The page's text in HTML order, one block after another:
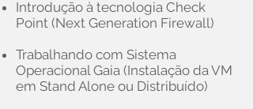
Introdução à tecnologia Check
Point (Next Generation Firewall)
Trabalhando com Sistema
Operacional Gaia (Instalação da VM
em Stand Alone ou Distribuído)